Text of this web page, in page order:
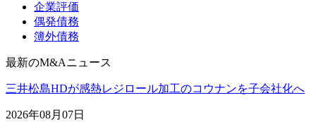
企業評価
偶発債務
簿外債務
最新のM&Aニュース
三井松島HDが感熱レジロール加工のコウナンを子会社化へ
2026年08月07日